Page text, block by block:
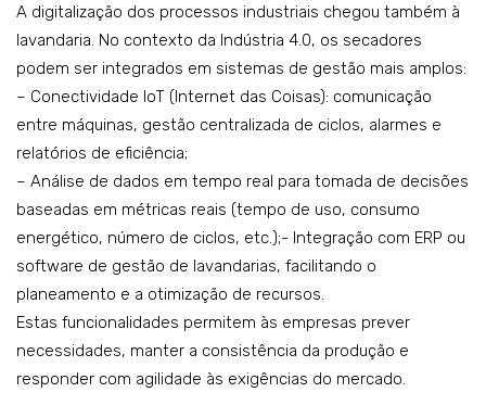
A digitalização dos processos industriais chegou também à
lavandaria. No contexto da Indústria 4.0, os secadores
podem ser integrados em sistemas de gestão mais amplos:
– Conectividade IoT (Internet das Coisas): comunicação
entre máquinas, gestão centralizada de ciclos, alarmes e
relatórios de eficiência;
– Análise de dados em tempo real para tomada de decisões
baseadas em métricas reais (tempo de uso, consumo
energético, número de ciclos, etc.);- Integração com ERP ou
software de gestão de lavandarias, facilitando o
planeamento e a otimização de recursos.
Estas funcionalidades permitem às empresas prever
necessidades, manter a consistência da produção e
responder com agilidade às exigências do mercado.